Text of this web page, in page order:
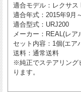
適合モデル ：レクサス
適合年式 ：2015年9月
適合型式 ：URJ200
メーカー ：REAL(レア
セット内容 ：1個(エア
送料 ：通常送料
※純正でステアリング
ります。